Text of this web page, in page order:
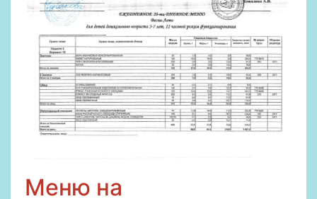
Меню на